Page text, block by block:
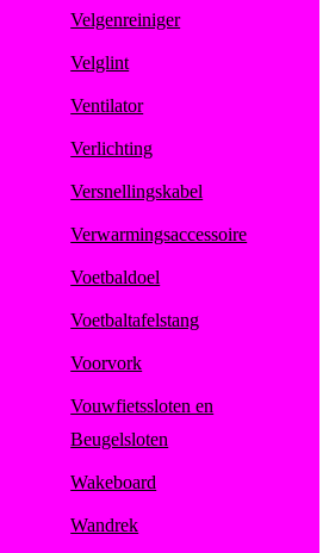
Velgenreiniger
Velglint
Ventilator
Verlichting
Versnellingskabel
Verwarmingsaccessoire
Voetbaldoel
Voetbaltafelstang
Voorvork
Vouwfietssloten en
Beugelsloten
Wakeboard
Wandrek